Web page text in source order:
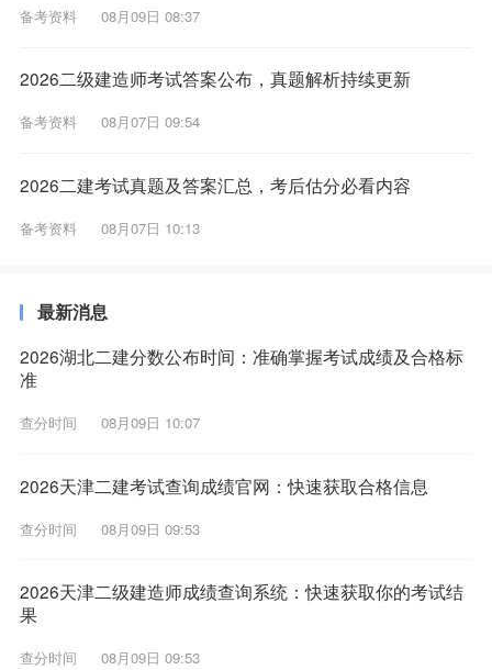
备考资料 08月09日 08:37
2026二级建造师考试答案公布，真题解析持续更新
备考资料 08月07日 09:54
2026二建考试真题及答案汇总，考后估分必看内容
备考资料 08月07日 10:13
最新消息
2026湖北二建分数公布时间：准确掌握考试成绩及合格标
准
查分时间 08月09日 10:07
2026天津二建考试查询成绩官网：快速获取合格信息
查分时间 08月09日 09:53
2026天津二级建造师成绩查询系统：快速获取你的考试结
果
查分时间 08月09日 09:53